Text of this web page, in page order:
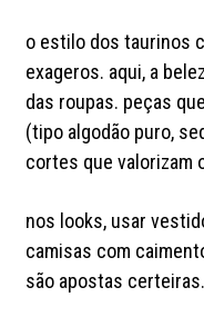
o estilo dos taurinos
exageros. aqui, a
das roupas. peças
(tipo algodão puro,
cortes que valorizam
nos looks, usar
camisas com
são apostas certeiras.